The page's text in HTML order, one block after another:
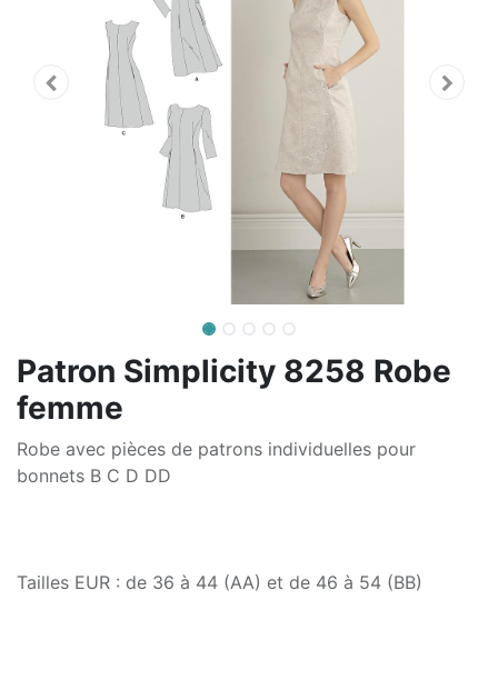
Patron Simplicity 8258 Robe
femme
Robe avec pièces de patrons individuelles pour
bonnets B C D DD
Tailles EUR : de 36 à 44 (AA) et de 46 à 54 (BB)